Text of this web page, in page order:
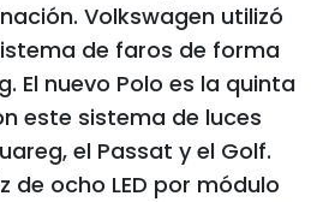
Volkswagen utilizó
de faros de forma
El nuevo Polo es la quinta
este sistema de luces
el Passat y el Golf.
de ocho LED por módulo